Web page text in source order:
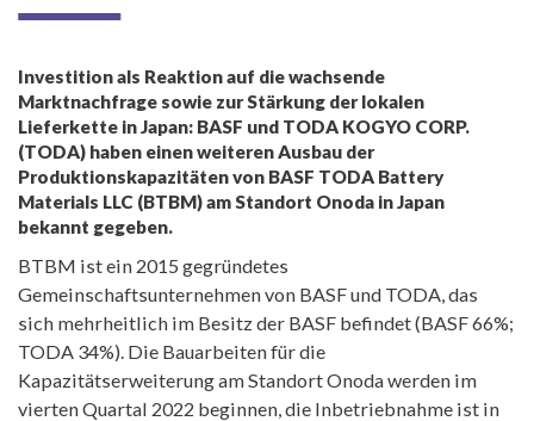
Investition als Reaktion auf die wachsende
Marktnachfrage sowie zur Stärkung der lokalen
Lieferkette in Japan: BASF und TODA KOGYO CORP.
(TODA) haben einen weiteren Ausbau der
Produktionskapazitäten von BASF TODA Battery
Materials LLC (BTBM) am Standort Onoda in Japan
bekannt gegeben.
BTBM ist ein 2015 gegründetes
Gemeinschaftsunternehmen von BASF und TODA, das
sich mehrheitlich im Besitz der BASF befindet (BASF 66%;
TODA 34%). Die Bauarbeiten für die
Kapazitätserweiterung am Standort Onoda werden im
vierten Quartal 2022 beginnen, die Inbetriebnahme ist in